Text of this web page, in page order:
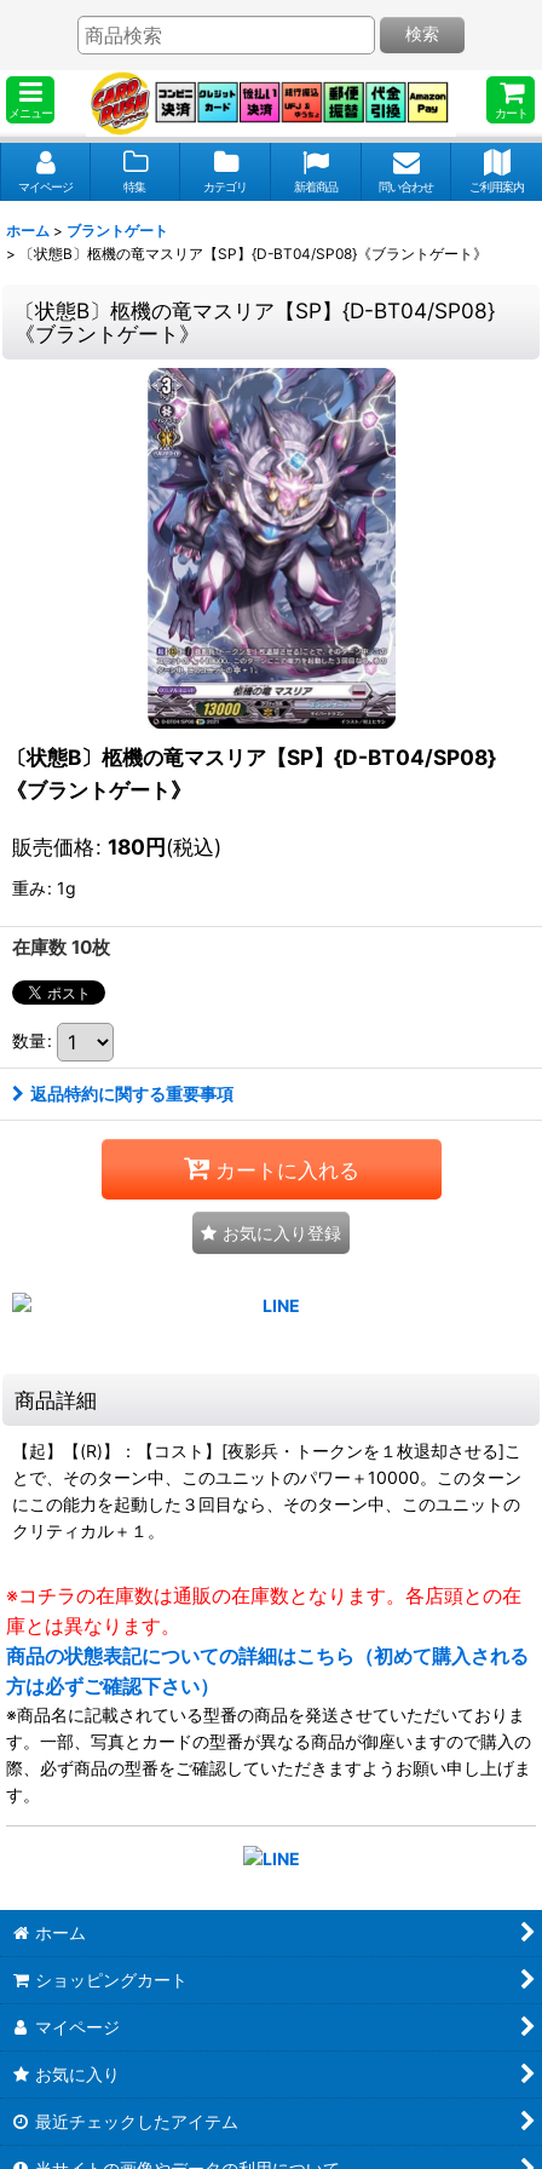
メニュー カート
検索
マイページ 特集 カテゴリ 新着商品 問い合わせ ご利用案内
ホーム > ブラントゲート
>
〔状態B〕柩機の竜マスリア【SP】{D-BT04/SP08}《ブラントゲート》
〔状態B〕柩機の竜マスリア【SP】{D-BT04/SP08}
《ブラントゲート》
〔状態B〕柩機の竜マスリア【SP】{D-BT04/SP08}
《ブラントゲート》
販売価格: 180円(税込)
重み: 1g
在庫数 10枚
数量:
返品特約に関する重要事項
カートに入れる
お気に入り登録
商品詳細
【起】【(R)】：【コスト】[夜影兵・トークンを１枚退却させる]こ
とで、そのターン中、このユニットのパワー＋10000。このターン
にこの能力を起動した３回目なら、そのターン中、このユニットの
クリティカル＋１。
※コチラの在庫数は通販の在庫数となります。各店頭との在
庫とは異なります。
商品の状態表記についての詳細はこちら（初めて購入される
方は必ずご確認下さい）
※商品名に記載されている型番の商品を発送させていただいておりま
す。一部、写真とカードの型番が異なる商品が御座いますので購入の
際、必ず商品の型番をご確認していただきますようお願い申し上げま
す。
ホーム
ショッピングカート
マイページ
お気に入り
最近チェックしたアイテム